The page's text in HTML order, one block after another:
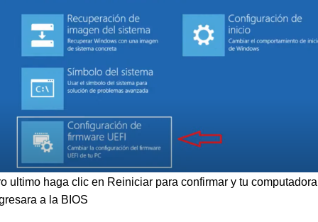
ultimo haga clic en Reiniciar para confirmar y tu computadora
a la BIOS